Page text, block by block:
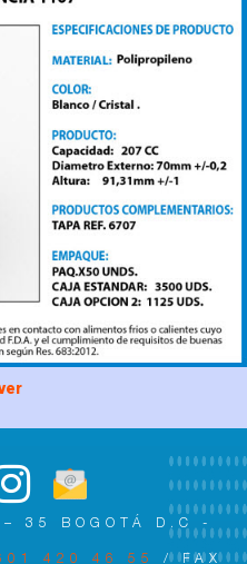
35 BOGOTÁ D.C -
420 46 55 / FAX